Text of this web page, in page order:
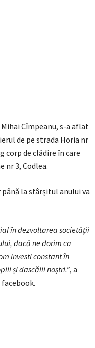
Cîmpeanu, s-a aflat
de pe strada Horia nr
corp de clădire în care
nr 3, Codlea.
la sfârșitul anului va
în dezvoltarea societății
dacă ne dorim ca
investi constant în
și dascălii noștri.”, a
facebook.